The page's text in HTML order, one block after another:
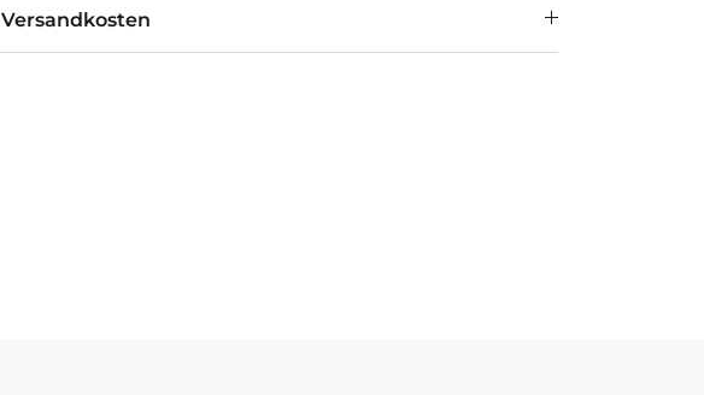
Versandkosten